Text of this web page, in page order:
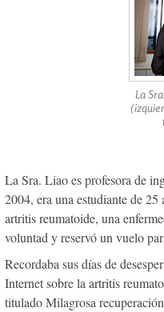
La
La Sra. Liao es profesora de
2004, era una estudiante de
artritis reumatoide, una
voluntad y reservó un vuelo
Recordaba sus días de
Internet sobre la artritis
titulado Milagrosa